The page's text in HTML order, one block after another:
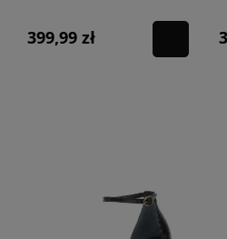
399,99 zł